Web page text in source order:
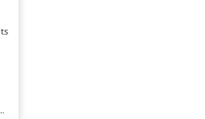
- Démarreurs